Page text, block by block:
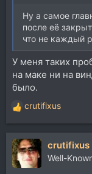
Ну а самое
после её
что не каждый
У меня таких
на маке ни на
было.
Р
е
а
к
ц
и
crutifixus
crutifixus
Well-